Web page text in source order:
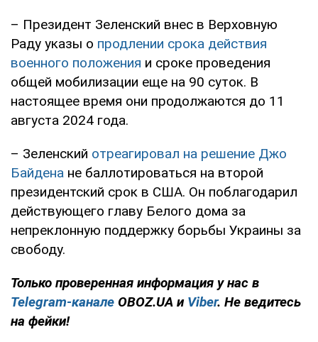
– Президент Зеленский внес в Верховную
Раду указы о продлении срока действия
военного положения и сроке проведения
общей мобилизации еще на 90 суток. В
настоящее время они продолжаются до 11
августа 2024 года.
– Зеленский отреагировал на решение Джо
Байдена не баллотироваться на второй
президентский срок в США. Он поблагодарил
действующего главу Белого дома за
непреклонную поддержку борьбы Украины за
свободу.
Только проверенная информация у нас в
Telegram-канале OBOZ.UA и Viber. Не ведитесь
на фейки!